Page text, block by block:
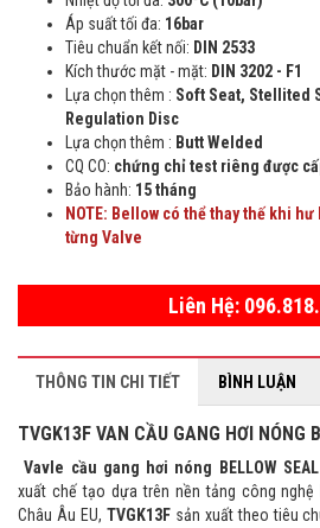
Áp suất tối đa: 16bar
Tiêu chuẩn kết nối: DIN 2533
Kích thước mặt - mặt: DIN 3202 - F1
Lựa chọn thêm : Soft Seat, Stellited
Regulation Disc
Lựa chọn thêm : Butt Welded
CQ CO: chứng chỉ test riêng được
Bảo hành: 15 tháng
NOTE: Bellow có thể thay thế khi
từng Valve
Liên Hệ:
THÔNG TIN CHI TIẾT BÌNH LUẬN
TVGK13F VAN CẦU GANG HƠI NÓNG
Vavle cầu gang hơi nóng BELLOW
xuất chế tạo dựa trên nền tảng công
Châu Âu EU, TVGK13Fsản xuất theo tiêu